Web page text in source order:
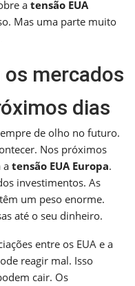
a tensão EUA
Mas uma parte muito
mercados
dias
de olho no futuro.
Nos próximos
a tensão EUA Europa.
investimentos. As
um peso enorme.
até o seu dinheiro.
entre os EUA e a
reagir mal. Isso
cair. Os